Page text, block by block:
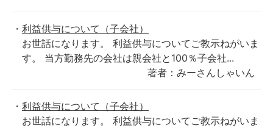
利益供与について（子会社）
お世話になります。 利益供与についてご教示ねがいま
す。 当方勤務先の会社は親会社と100％子会社...
著者：みーさんしゃいん
利益供与について（子会社）
お世話になります。 利益供与についてご教示ねがいま